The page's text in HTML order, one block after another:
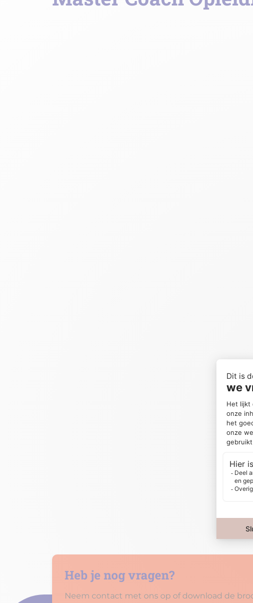
Heb je nog vragen?
Neem contact met ons op of download de